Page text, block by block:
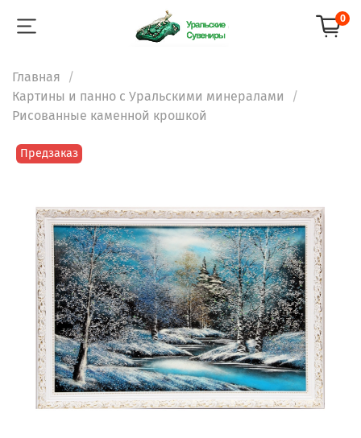
0
Главная
Картины и панно с Уральскими минералами
Рисованные каменной крошкой
Предзаказ